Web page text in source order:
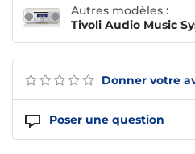
Donner votre
Poser une question
Autres modèles :
Tivoli Audio Music